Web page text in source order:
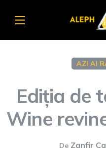
AZI AI
Ediția de
Wine
De Zanfir